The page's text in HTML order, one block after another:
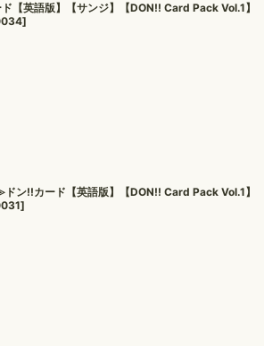
ド【英語版】【サンジ】【DON!! Card Pack Vol.1】
]
ン!!カード【英語版】【DON!! Card Pack Vol.1】
]